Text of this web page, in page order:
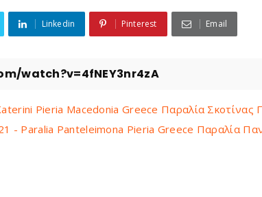
Linkedin Pinterest Email
watch?v=4fNEY3nr4zA
Pieria Macedonia Greece Παραλία Σκοτίνας
- Paralia Panteleimona Pieria Greece Παραλία